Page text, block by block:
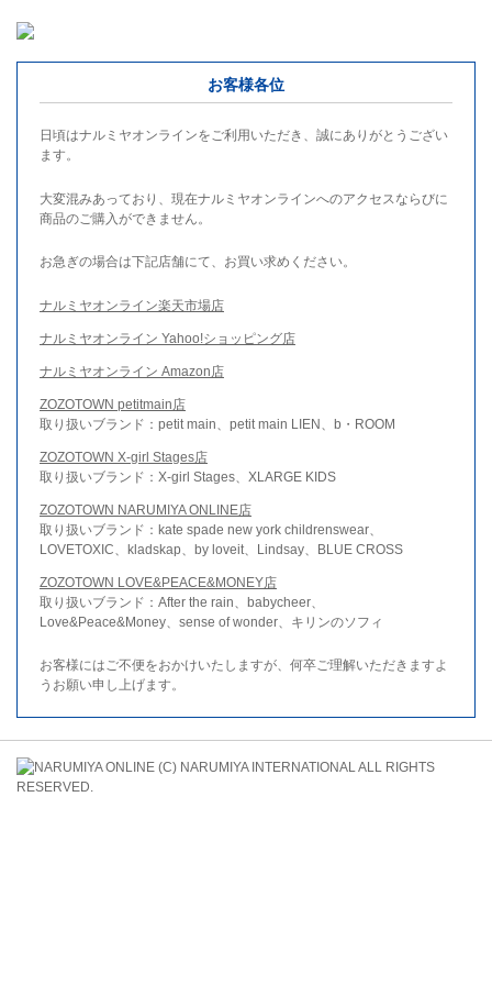
お客様各位
日頃はナルミヤオンラインをご利用いただき、誠にありがとうござい
ます。
大変混みあっており、現在ナルミヤオンラインへのアクセスならびに
商品のご購入ができません。
お急ぎの場合は下記店舗にて、お買い求めください。
ナルミヤオンライン楽天市場店
ナルミヤオンライン Yahoo!ショッピング店
ナルミヤオンライン Amazon店
ZOZOTOWN petitmain店
取り扱いブランド：petit main、petit main LIEN、b・ROOM
ZOZOTOWN X-girl Stages店
取り扱いブランド：X-girl Stages、XLARGE KIDS
ZOZOTOWN NARUMIYA ONLINE店
取り扱いブランド：kate spade new york childrenswear、
LOVETOXIC、kladskap、by loveit、Lindsay、BLUE CROSS
ZOZOTOWN LOVE&PEACE&MONEY店
取り扱いブランド：After the rain、babycheer、
Love&Peace&Money、sense of wonder、キリンのソフィ
お客様にはご不便をおかけいたしますが、何卒ご理解いただきますよ
うお願い申し上げます。